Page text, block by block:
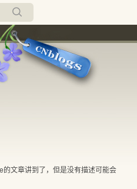
所有博客
前博客
文章讲到了，但是没有描述可能会